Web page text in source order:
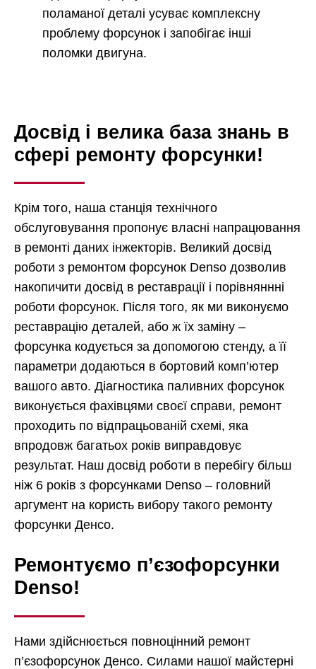
поламаної деталі усуває комплексну
проблему форсунок і запобігає інші
поломки двигуна.
Досвід і велика база знань в
сфері ремонту форсунки!
Крім того, наша станція технічного
обслуговування пропонує власні напрацювання
в ремонті даних інжекторів. Великий досвід
роботи з ремонтом форсунок Denso дозволив
накопичити досвід в реставрації і порівняннні
роботи форсунок. Після того, як ми виконуємо
реставрацію деталей, або ж їх заміну –
форсунка кодується за допомогою стенду, а її
параметри додаються в бортовий комп’ютер
вашого авто. Діагностика паливних форсунок
виконується фахівцями своєї справи, ремонт
проходить по відпрацьованій схемі, яка
впродовж багатьох років виправдовує
результат. Наш досвід роботи в перебігу більш
ніж 6 років з форсунками Denso – головний
аргумент на користь вибору такого ремонту
форсунки Денсо.
Ремонтуємо п’єзофорсунки
Denso!
Нами здійснюється повноцінний ремонт
п’єзофорсунок Денсо. Силами нашої майстерні